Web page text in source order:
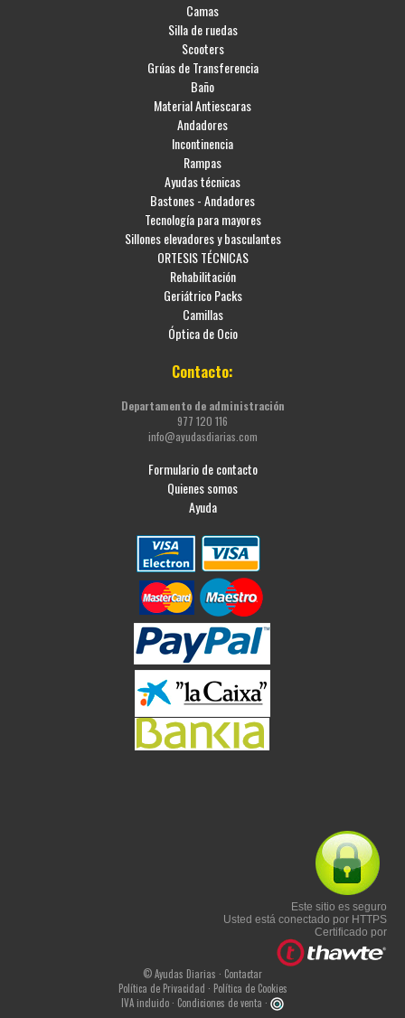
Camas
Silla de ruedas
Scooters
Grúas de Transferencia
Baño
Material Antiescaras
Andadores
Incontinencia
Rampas
Ayudas técnicas
Bastones - Andadores
Tecnología para mayores
Sillones elevadores y basculantes
ORTESIS TÉCNICAS
Rehabilitación
Geriátrico Packs
Camillas
Óptica de Ocio
Contacto:
Departamento de administración
977 120 116
info@ayudasdiarias.com
Formulario de contacto
Quienes somos
Ayuda
Este sitio es seguro
Usted está conectado por HTTPS
Certificado por
© Ayudas Diarias · Contactar
Política de Privacidad · Política de Cookies
IVA incluido · Condiciones de venta ·